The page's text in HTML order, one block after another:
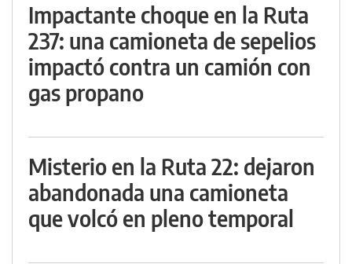
Impactante choque en la Ruta
237: una camioneta de sepelios
impactó contra un camión con
gas propano
Misterio en la Ruta 22: dejaron
abandonada una camioneta
que volcó en pleno temporal